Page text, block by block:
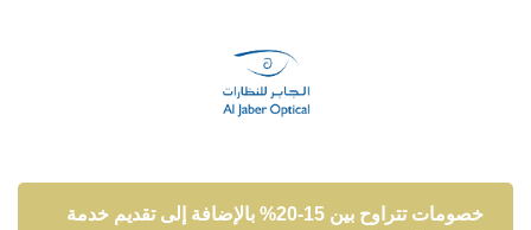
خصومات تتراوح بين 15-20% بالإضافة إلى تقديم خدمة